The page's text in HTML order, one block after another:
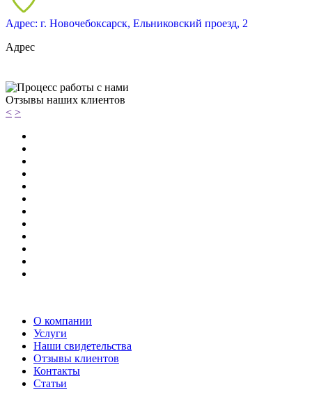
Адрес: г. Новочебоксарск, Ельниковский проезд, 2
Адрес
Отзывы наших клиентов
< >
О компании
Услуги
Наши свидетельства
Отзывы клиентов
Контакты
Статьи